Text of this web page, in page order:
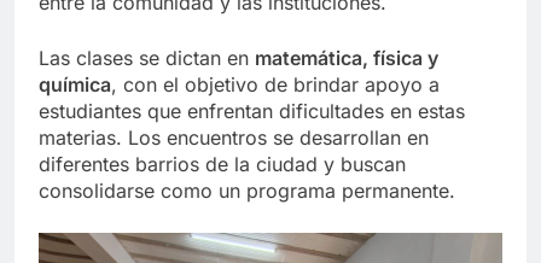
Las clases se dictan en matemática, física y
química, con el objetivo de brindar apoyo a
estudiantes que enfrentan dificultades en estas
materias. Los encuentros se desarrollan en
diferentes barrios de la ciudad y buscan
consolidarse como un programa permanente.